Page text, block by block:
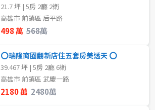
21.7 坪 | 5房 2廳 2衛
高雄市 前鎮區 后平路
498 萬 568萬
⭕瑞隆商圈翻新店住五套房美透天 ⭕
39.467 坪 | 5房 2廳 6衛
高雄市 前鎮區 武慶一路
2180 萬 2480萬